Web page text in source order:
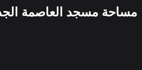
مساحة مسجد العاصمة